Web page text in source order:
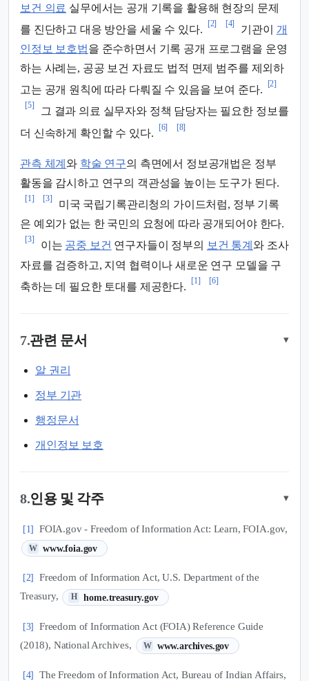
보건 의료 실무에서는 공개 기록을 활용해 현장의 문제
를 진단하고 대응 방안을 세울 수 있다.
[2] [4]
기관이 개
인정보 보호법을 준수하면서 기록 공개 프로그램을 운영
하는 사례는, 공공 보건 자료도 법적 면제 범주를 제외하
고는 공개 원칙에 따라 다뤄질 수 있음을 보여 준다.
[2]
[5]
그 결과 의료 실무자와 정책 담당자는 필요한 정보를
더 신속하게 확인할 수 있다.
[6] [8]
관측 체계 와 학술 연구의 측면에서 정보공개법은 정부
활동을 감시하고 연구의 객관성을 높이는 도구가 된다.
[1] [3]
미국 국립기록관리청의 가이드처럼, 정부 기록
은 예외가 없는 한 국민의 요청에 따라 공개되어야 한다.
[3]
이는 공중 보건 연구자들이 정부의 보건 통계 와 조사
자료를 검증하고, 지역 협력이나 새로운 연구 모델을 구
축하는 데 필요한 토대를 제공한다.
[1] [6]
7.관련 문서 ▾
알 권리
정부 기관
행정문서
개인정보 보호
8.인용 및 각주 ▾
[1] FOIA.gov - Freedom of Information Act: Learn, FOIA.gov,
W www.foia.gov
(새 탭에서 열림)
[2] Freedom of Information Act, U.S. Department of the
Treasury,
H home.treasury.gov
(새 탭에서 열림)
[3] Freedom of Information Act (FOIA) Reference Guide
(2018), National Archives,
W www.archives.gov
(새 탭에서 열림)
[4] The Freedom of Information Act, Bureau of Indian Affairs,